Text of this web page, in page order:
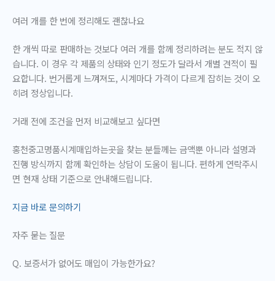
여러 개를 한 번에 정리해도 괜찮나요
한 개씩 따로 판매하는 것보다 여러 개를 함께 정리하려는 분도 적지 않
습니다. 이 경우 각 제품의 상태와 인기 정도가 달라서 개별 견적이 필
요합니다. 번거롭게 느껴져도, 시계마다 가격이 다르게 잡히는 것이 오
히려 정상입니다.
거래 전에 조건을 먼저 비교해보고 싶다면
홍천중고명품시계매입하는곳을 찾는 분들께는 금액뿐 아니라 설명과
진행 방식까지 함께 확인하는 상담이 도움이 됩니다. 편하게 연락주시
면 현재 상태 기준으로 안내해드립니다.
지금 바로 문의하기
자주 묻는 질문
Q. 보증서가 없어도 매입이 가능한가요?